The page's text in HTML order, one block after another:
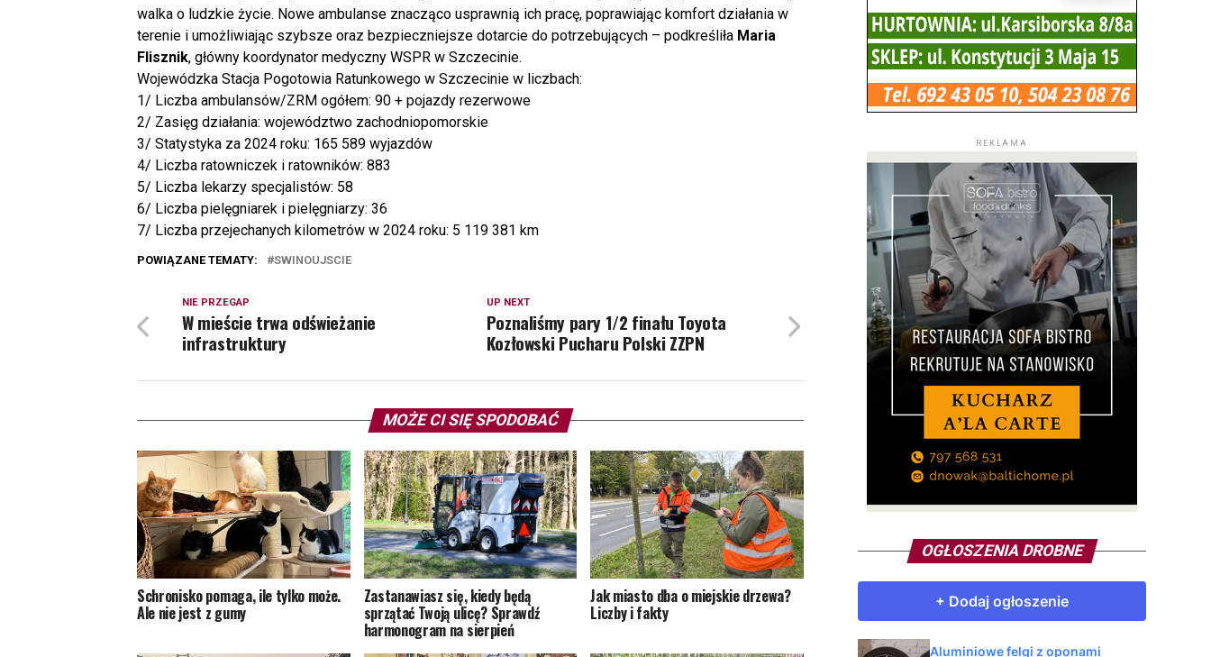
walka o ludzkie życie. Nowe ambulanse znacząco usprawnią ich pracę, poprawiając komfort działania w
terenie i umożliwiając szybsze oraz bezpieczniejsze dotarcie do potrzebujących – podkreśliła Maria
Flisznik, główny koordynator medyczny WSPR w Szczecinie.
Wojewódzka Stacja Pogotowia Ratunkowego w Szczecinie w liczbach:
1/ Liczba ambulansów/ZRM ogółem: 90 + pojazdy rezerwowe
2/ Zasięg działania: województwo zachodniopomorskie
3/ Statystyka za 2024 roku: 165 589 wyjazdów
4/ Liczba ratowniczek i ratowników: 883
5/ Liczba lekarzy specjalistów: 58
6/ Liczba pielęgniarek i pielęgniarzy: 36
7/ Liczba przejechanych kilometrów w 2024 roku: 5 119 381 km
POWIĄZANE TEMATY: SWINOUJSCIE
UP NEXT
Poznaliśmy pary 1/2 finału Toyota
Kozłowski Pucharu Polski ZZPN
NIE PRZEGAP
W mieście trwa odświeżanie
infrastruktury
MOŻE CI SIĘ SPODOBAĆ
Schronisko pomaga, ile tylko może.
Ale nie jest z gumy
Zastanawiasz się, kiedy będą
sprzątać Twoją ulicę? Sprawdź
harmonogram na sierpień
Jak miasto dba o miejskie drzewa?
Liczby i fakty
REKLAMA
OGŁOSZENIA DROBNE